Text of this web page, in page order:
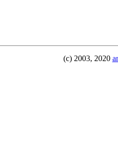
(c) 2003, 2020